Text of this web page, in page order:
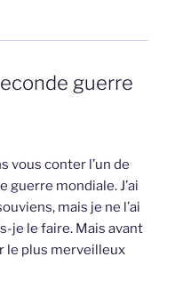
guerre
vous conter l’un de
mondiale. J’ai
mais je ne l’ai
je le faire. Mais avant
le plus merveilleux